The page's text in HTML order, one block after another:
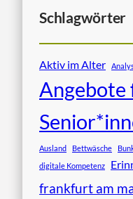
Schlagwörter
Aktiv im Alter
Angebote
Ausland Bettwäsche
digitale Kompetenz
frankfurt am